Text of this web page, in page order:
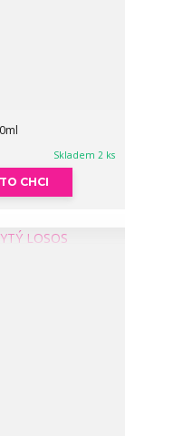
Skladem 2 ks
CHCI